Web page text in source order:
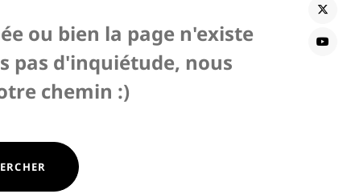
ou bien la page n'existe
pas d'inquiétude, nous
chemin :)